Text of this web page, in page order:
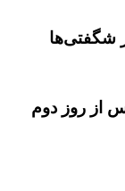
مرحله حذفی جام جهانی ۲۰۲۶ پس از روز دوم